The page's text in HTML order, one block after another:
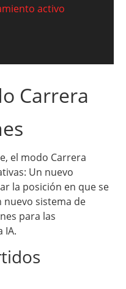
activo
Carrera
el modo Carrera
Un nuevo
la posición en que se
nuevo sistema de
para las
IA.